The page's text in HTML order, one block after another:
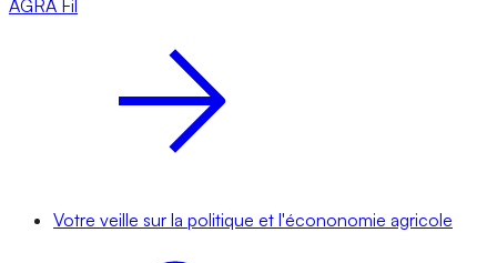
AGRA Fil
Votre veille sur la politique et l'écononomie agricole